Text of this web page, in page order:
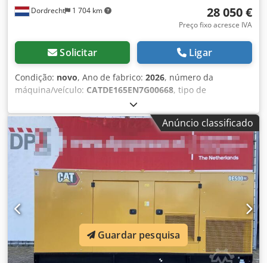
Dordrecht 1 704 km 28 050 €
Preço fixo acresce IVA
Solicitar Ligar
Condição: novo, Ano de fabrico: 2026, número da
máquina/veículo: CATDE165EN7G00668, tipo de
, fabricante de motores:
C7.1, Uso pretendido: construção civil Peso vazio: 1.926 kg
Potência do gerador: 165 kVA Dimensões do
compartimento de carga: 334 x 117 x 175 cm Certificação
CE: sim Volume do tanque de água: 325 l Entre em contato
com a equipe DPX para mais informações. = Mais opções e
acessórios = Csdswrwk Dspfx Al Iorf - Bateria - Painel de
controle - Teto de aço - Tanque
Anúncio classificado
Guardar pesquisa